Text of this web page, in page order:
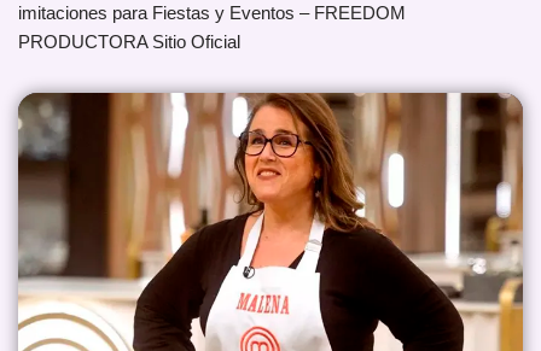
imitaciones para Fiestas y Eventos – FREEDOM
PRODUCTORA Sitio Oficial